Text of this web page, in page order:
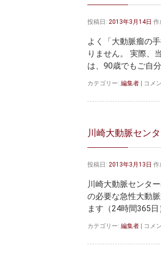
は
投稿日: 2013年3月14日 作
よく「大動脈瘤の
りません。 実際、
は、90歳でもご自
カテゴリー: 編集者
手
に
上
限
は
り
せ
ん
は
コメ
川崎大動脈セン
投稿日: 2013年3月13日 作
川崎大動脈センタ
の必要な急性大動
ます（24時間365
カテゴリー: 編集者
川
大
コメ